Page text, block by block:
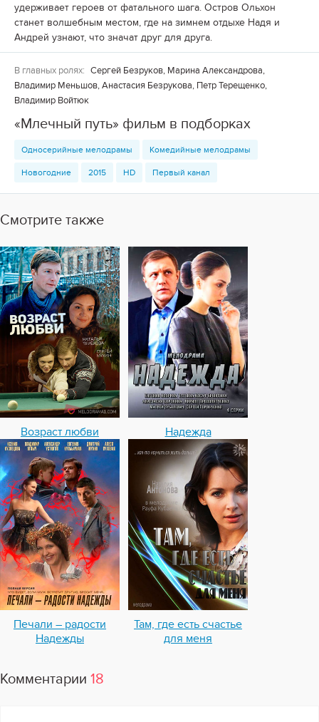
удерживает героев от фатального шага. Остров Ольхон
станет волшебным местом, где на зимнем отдыхе Надя и
Андрей узнают, что значат друг для друга.
В главных ролях: Сергей Безруков, Марина Александрова,
Владимир Меньшов, Анастасия Безрукова, Петр Терещенко,
Владимир Войтюк
«Млечный путь» фильм в подборках
Односерийные мелодрамы Комедийные мелодрамы
Новогодние 2015 HD Первый канал
Смотрите также
Возраст любви Надежда
Печали – радости
Надежды
Там, где есть счастье
для меня
Комментарии 18